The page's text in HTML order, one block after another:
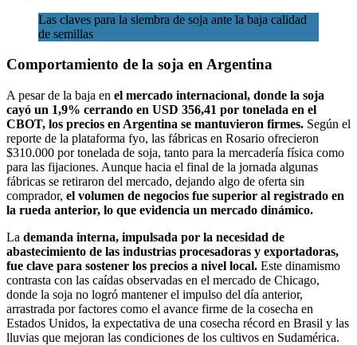
Las claves para la siembra de soja ante la baja calidad
de semillas
Comportamiento de la soja en Argentina
A pesar de la baja en el mercado internacional, donde la soja
cayó un 1,9% cerrando en USD 356,41 por tonelada en el
CBOT, los precios en Argentina se mantuvieron firmes. Según el
reporte de la plataforma fyo, las fábricas en Rosario ofrecieron
$310.000 por tonelada de soja, tanto para la mercadería física como
para las fijaciones. Aunque hacia el final de la jornada algunas
fábricas se retiraron del mercado, dejando algo de oferta sin
comprador, el volumen de negocios fue superior al registrado en
la rueda anterior, lo que evidencia un mercado dinámico.
La demanda interna, impulsada por la necesidad de
abastecimiento de las industrias procesadoras y exportadoras,
fue clave para sostener los precios a nivel local. Este dinamismo
contrasta con las caídas observadas en el mercado de Chicago,
donde la soja no logró mantener el impulso del día anterior,
arrastrada por factores como el avance firme de la cosecha en
Estados Unidos, la expectativa de una cosecha récord en Brasil y las
lluvias que mejoran las condiciones de los cultivos en Sudamérica.